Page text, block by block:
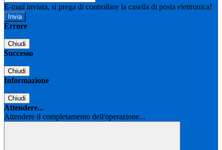
E-mail inviata, si prega di controllare la casella di posta elettronica!
Errore
Chiudi
Successo
Chiudi
Informazione
Chiudi
Attendere...
Attendere il completamento dell'operazione...